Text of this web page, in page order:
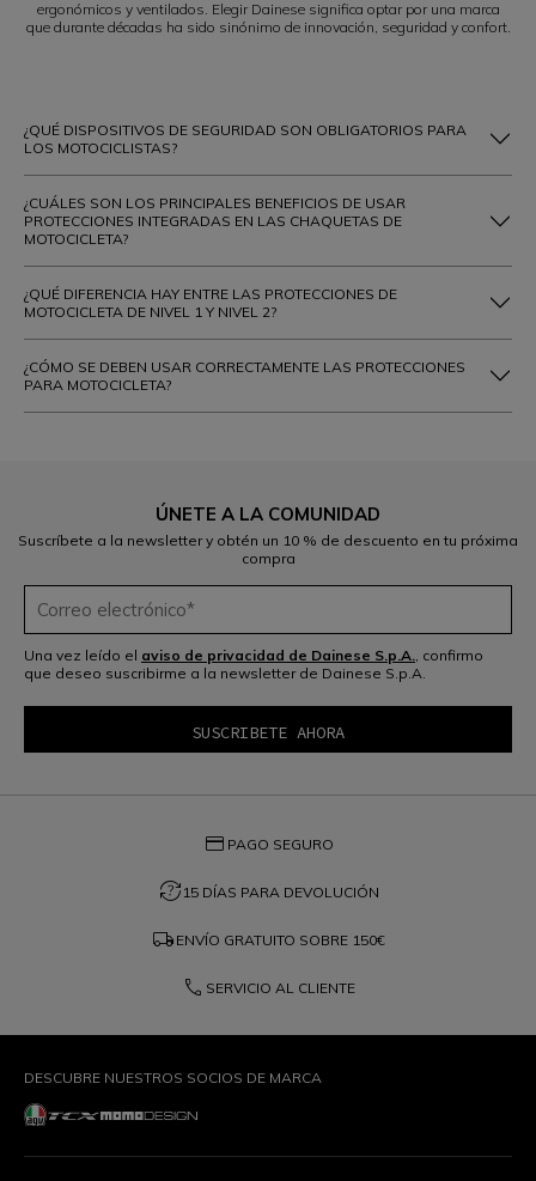
ergonómicos y ventilados. Elegir Dainese significa optar por una marca
que durante décadas ha sido sinónimo de innovación, seguridad y confort.
¿QUÉ DISPOSITIVOS DE SEGURIDAD SON OBLIGATORIOS PARA
LOS MOTOCICLISTAS?
¿CUÁLES SON LOS PRINCIPALES BENEFICIOS DE USAR
PROTECCIONES INTEGRADAS EN LAS CHAQUETAS DE
MOTOCICLETA?
¿QUÉ DIFERENCIA HAY ENTRE LAS PROTECCIONES DE
MOTOCICLETA DE NIVEL 1 Y NIVEL 2?
¿CÓMO SE DEBEN USAR CORRECTAMENTE LAS PROTECCIONES
PARA MOTOCICLETA?
ÚNETE A LA COMUNIDAD
Suscríbete a la newsletter y obtén un 10 % de descuento en tu próxima
compra
Una vez leído el aviso de privacidad de Dainese S.p.A., confirmo
que deseo suscribirme a la newsletter de Dainese S.p.A.
credit_card PAGO SEGURO
question_exchange 15 DÍAS PARA DEVOLUCIÓN
local_shipping ENVÍO GRATUITO SOBRE 150€
phone SERVICIO AL CLIENTE
DESCUBRE NUESTROS SOCIOS DE MARCA